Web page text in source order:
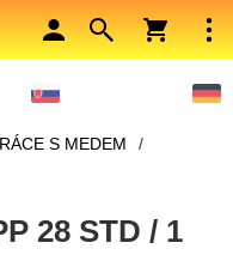
S MEDEM
/
28 STD / 1